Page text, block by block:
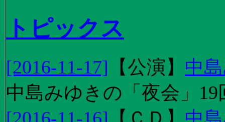
トピックス
[2016-11-17] 【公演 】 中
中島みゆきの「夜会」